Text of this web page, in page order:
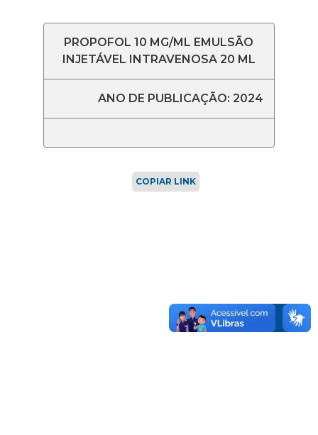
PROPOFOL 10 MG/ML EMULSÃO
INJETÁVEL INTRAVENOSA 20 ML
ANO DE PUBLICAÇÃO: 2024
COPIAR LINK